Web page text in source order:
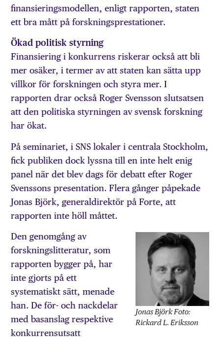
finansieringsmodellen, enligt rapporten, staten
ett bra mått på forskningsprestationer.
Ökad politisk styrning
Finansiering i konkurrens riskerar också att bli
mer osäker, i termer av att staten kan sätta upp
villkor för forskningen och styra mer. I
rapporten drar också Roger Svensson slutsatsen
att den politiska styrningen av svensk forskning
har ökat.
På seminariet, i SNS lokaler i centrala Stockholm,
fick publiken dock lyssna till en inte helt enig
panel när det blev dags för debatt efter Roger
Svenssons presentation. Flera gånger påpekade
Jonas Björk, generaldirektör på Forte, att
rapporten inte höll måttet.
Jonas Björk Foto:
Rickard L. Eriksson
Den genomgång av
forskningslitteratur, som
rapporten bygger på, har
inte gjorts på ett
systematiskt sätt, menade
han. De för- och nackdelar
med basanslag respektive
konkurrensutsatt